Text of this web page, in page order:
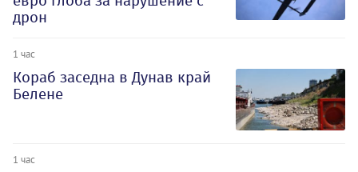
дрон
1 час
Кораб заседна в Дунав край
Белене
1 час